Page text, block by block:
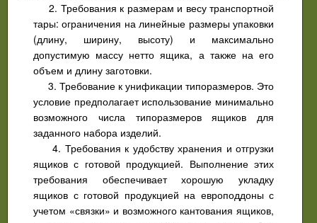
2. Требования к размерам и весу транспортной
тары: ограничения на линейные размеры упаковки
(длину, ширину, высоту) и максимально
допустимую массу нетто ящика, а также на его
объем и длину заготовки.
3. Требование к унификации типоразмеров. Это
условие предполагает использование минимально
возможного числа типоразмеров ящиков для
заданного набора изделий.
4. Требования к удобству хранения и отгрузки
ящиков с готовой продукцией. Выполнение этих
требования обеспечивает хорошую укладку
ящиков с готовой продукцией на европоддоны с
учетом «связки» и возможного кантования ящиков,